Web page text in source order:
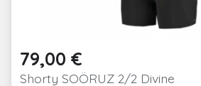
Prix
79,00 €
Shorty SOÖRUZ 2/2 Divine